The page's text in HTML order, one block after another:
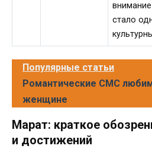
стало
Популярные статьи
Романтические СМС
женщине
Марат: краткое
и достижений